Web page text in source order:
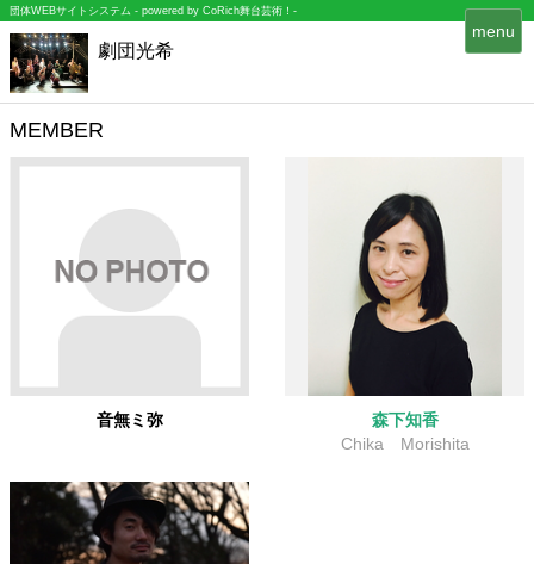
団体WEBサイトシステム - powered by CoRich舞台芸術！-
劇団光希
T
o
g
o
n
menu
MEMBER
音無ミ弥
森下知香
Chika Morishita